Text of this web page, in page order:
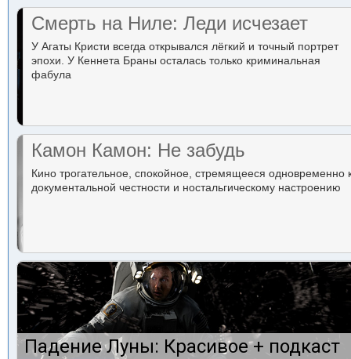
Смерть на Ниле: Леди исчезает
У Агаты Кристи всегда открывался лёгкий и точный портрет
эпохи. У Кеннета Браны осталась только криминальная
фабула
Камон Камон: Не забудь
Кино трогательное, спокойное, стремящееся одновременно
документальной честности и ностальгическому настроению
Падение Луны: Красивое + подкаст